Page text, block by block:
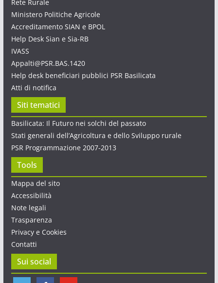
Rete Rurale
Ministero Politiche Agricole
Accreditamento SIAN e BPOL
Help Desk Sian e Sia-RB
IVASS
Appalti@PSR.BAS.1420
Help desk beneficiari pubblici PSR Basilicata
Atti di notifica
Siti tematici
Basilicata: Il Futuro nei solchi del passato
Stati generali dell’Agricoltura e dello Sviluppo rurale
PSR Programmazione 2007-2013
Tools
Mappa del sito
Accessibilità
Note legali
Trasparenza
Privacy e Cookies
Contatti
Sui social